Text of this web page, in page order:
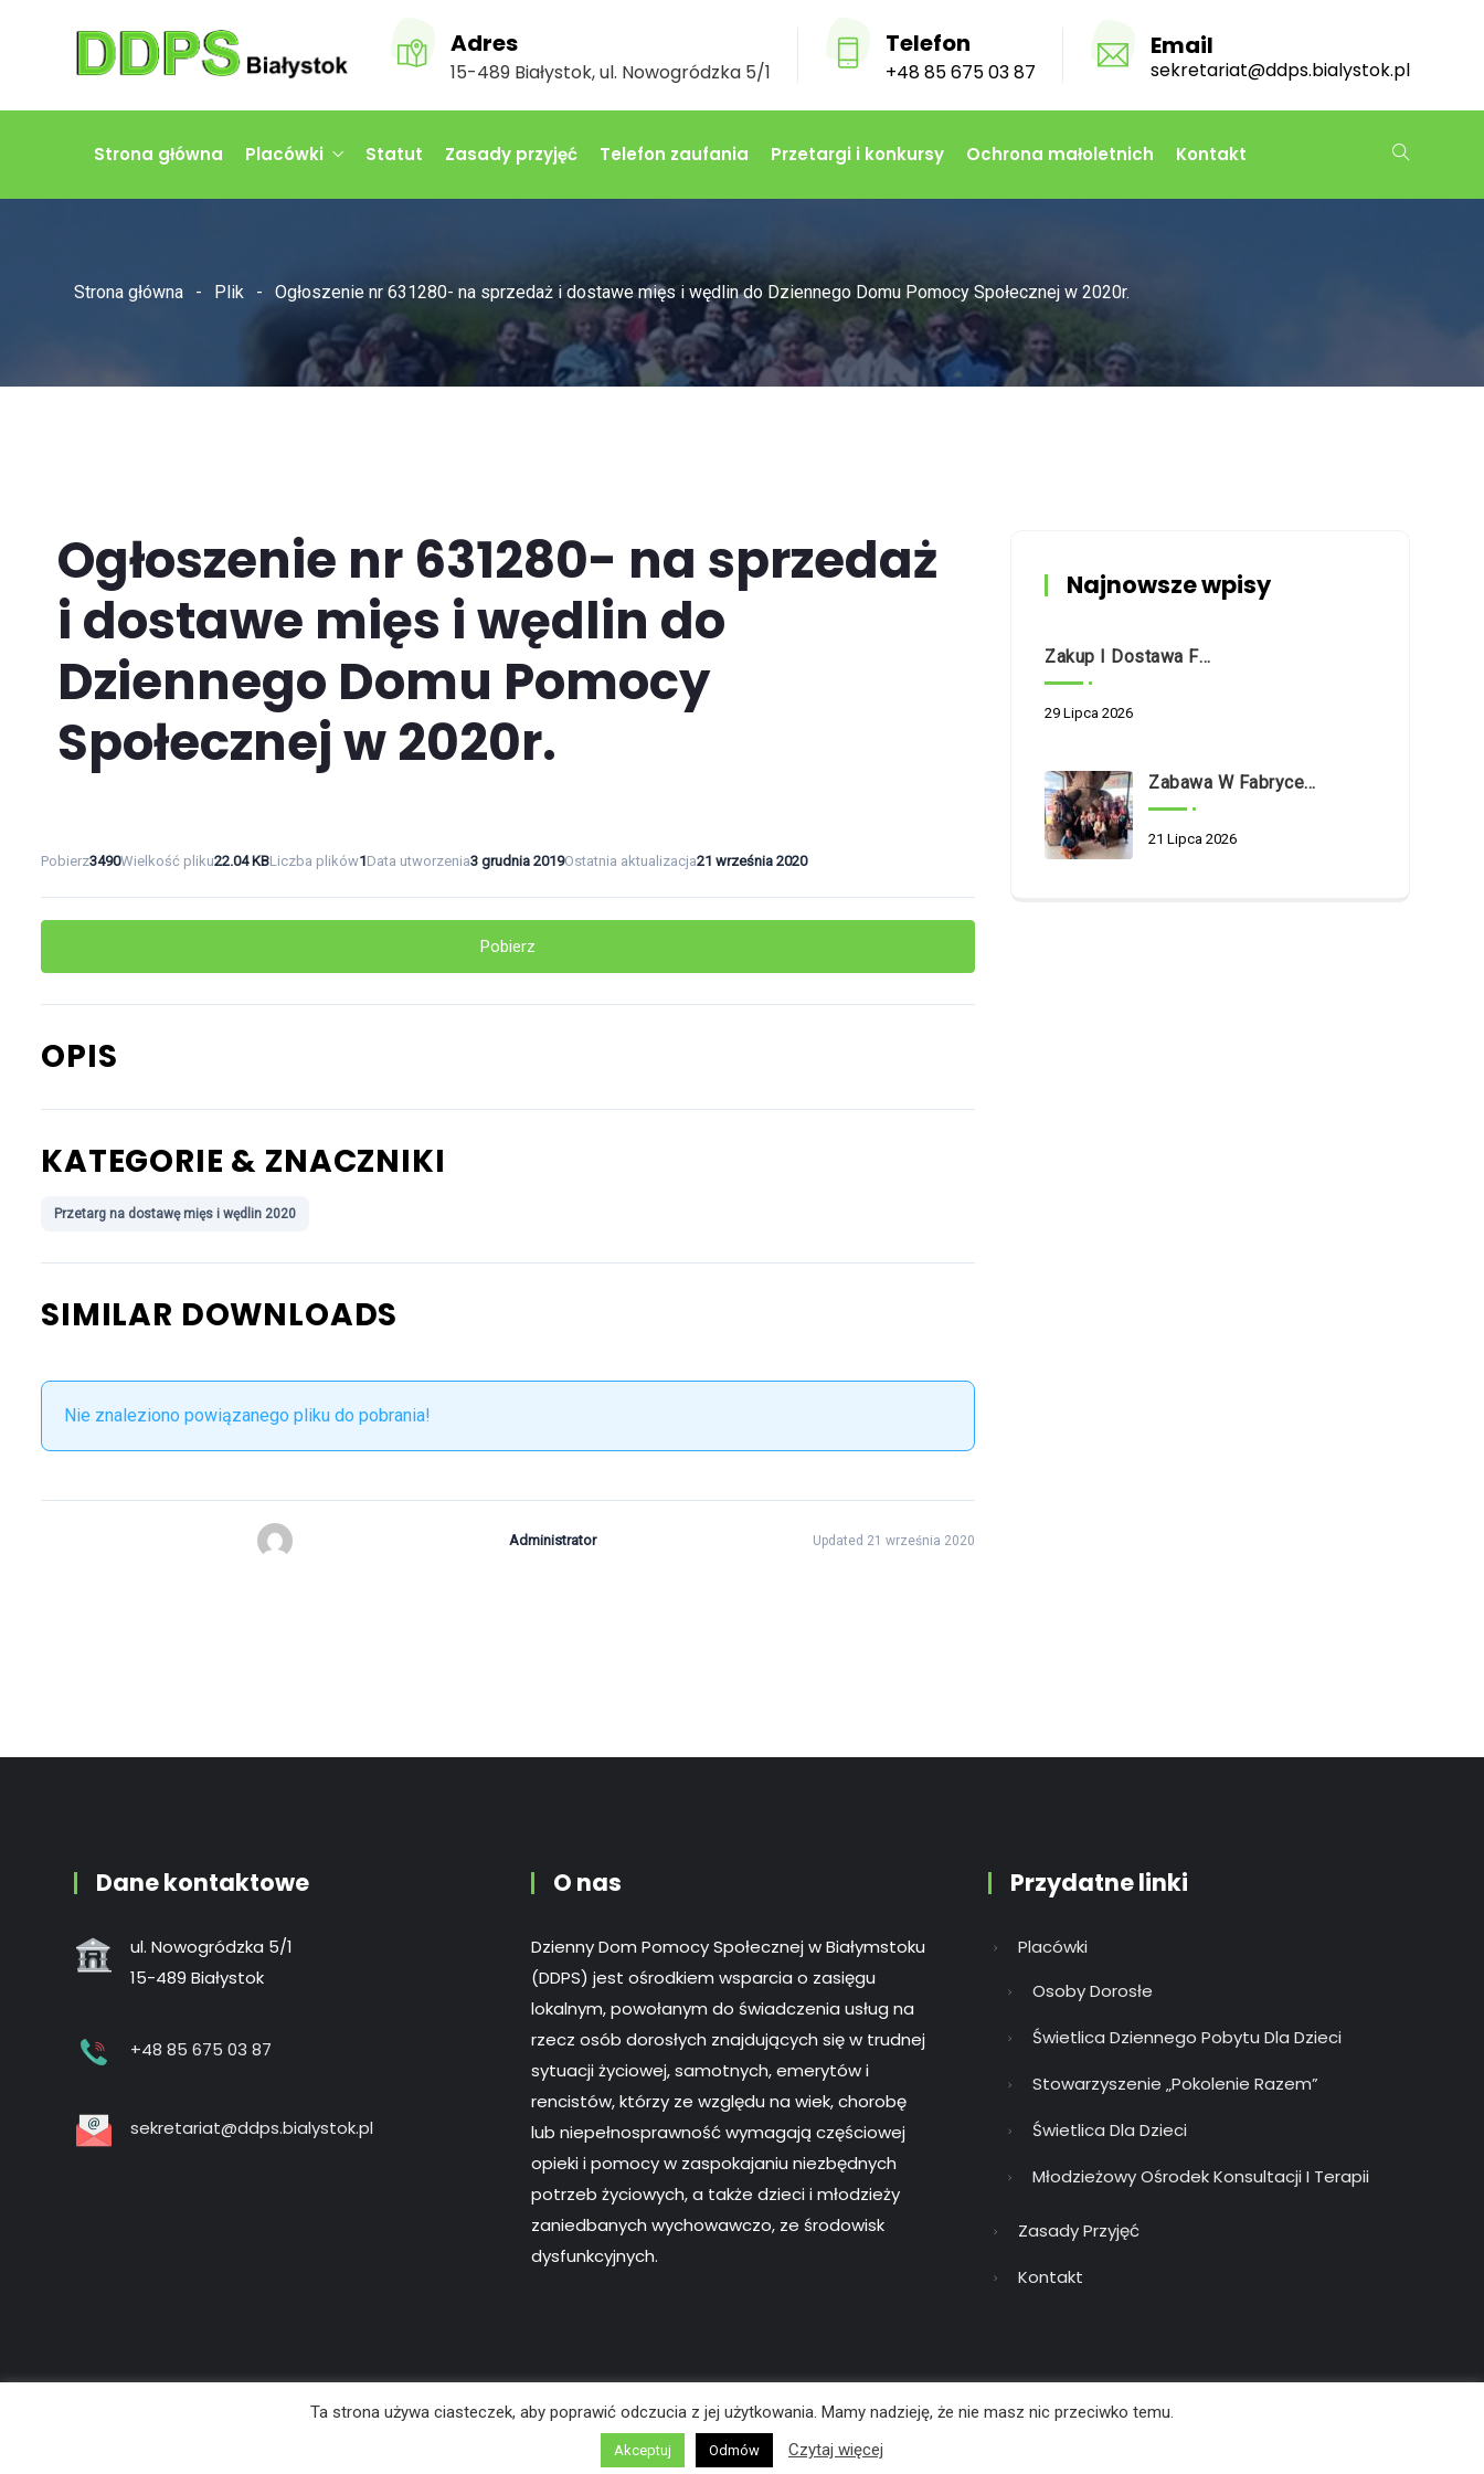
Adres
15-489 Białystok, ul. Nowogródzka 5/1
Telefon
+48 85 675 03 87
Email
sekretariat@ddps.bialystok.pl
Strona główna Placówki Statut Zasady przyjęć Telefon zaufania Przetargi i konkursy Ochrona małoletnich Kontakt
Strona główna Plik Ogłoszenie nr 631280- na sprzedaż i dostawe mięs i wędlin do Dziennego Domu Pomocy Społecznej w 2020r.
Ogłoszenie nr 631280- na sprzedaż
i dostawe mięs i wędlin do
Dziennego Domu Pomocy
Społecznej w 2020r.
Pobierz3490Wielkość pliku22.04 KBLiczba plików1Data utworzenia3 grudnia 2019Ostatnia aktualizacja21 września 2020
Pobierz
OPIS
KATEGORIE & ZNACZNIKI
Przetarg na dostawę mięs i wędlin 2020
SIMILAR DOWNLOADS
Nie znaleziono powiązanego pliku do pobrania!
Administrator Updated 21 września 2020
Najnowsze wpisy
Zakup I Dostawa Fabrycznie Nowego Samochodu Dostawczego O Napędzie Hybrydowym Na Potrzeby Dziennego Domu Pomocy Społecznej W Białymstoku Przy Ul. Nowogródzkiej 5/1
29 Lipca 2026
Zabawa W Fabryce Misia
21 Lipca 2026
Dane kontaktowe
ul. Nowogródzka 5/1
15-489 Białystok
+48 85 675 03 87
sekretariat@ddps.bialystok.pl
O nas
Dzienny Dom Pomocy Społecznej w Białymstoku
(DDPS) jest ośrodkiem wsparcia o zasięgu
lokalnym, powołanym do świadczenia usług na
rzecz osób dorosłych znajdujących się w trudnej
sytuacji życiowej, samotnych, emerytów i
rencistów, którzy ze względu na wiek, chorobę
lub niepełnosprawność wymagają częściowej
opieki i pomocy w zaspokajaniu niezbędnych
potrzeb życiowych, a także dzieci i młodzieży
zaniedbanych wychowawczo, ze środowisk
dysfunkcyjnych.
Przydatne linki
Placówki
Osoby Dorosłe
Świetlica Dziennego Pobytu Dla Dzieci
Stowarzyszenie „Pokolenie Razem”
Świetlica Dla Dzieci
Młodzieżowy Ośrodek Konsultacji I Terapii
Zasady Przyjęć
Kontakt
Schemat organizacyjny Polityka prywatności
Ta strona używa ciasteczek, aby poprawić odczucia z jej użytkowania. Mamy nadzieję, że nie masz nic przeciwko temu.
Akceptuj Odmów Czytaj więcej